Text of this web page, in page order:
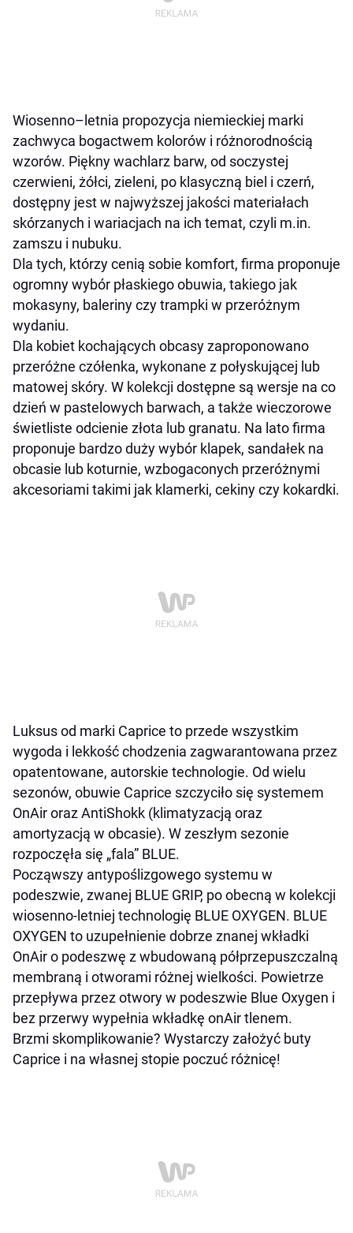
Wiosenno–letnia propozycja niemieckiej marki
zachwyca bogactwem kolorów i różnorodnością
wzorów. Piękny wachlarz barw, od soczystej
czerwieni, żółci, zieleni, po klasyczną biel i czerń,
dostępny jest w najwyższej jakości materiałach
skórzanych i wariacjach na ich temat, czyli m.in.
zamszu i nubuku.
Dla tych, którzy cenią sobie komfort, firma proponuje
ogromny wybór płaskiego obuwia, takiego jak
mokasyny, baleriny czy trampki w przeróżnym
wydaniu.
Dla kobiet kochających obcasy zaproponowano
przeróżne czółenka, wykonane z połyskującej lub
matowej skóry. W kolekcji dostępne są wersje na co
dzień w pastelowych barwach, a także wieczorowe
świetliste odcienie złota lub granatu. Na lato firma
proponuje bardzo duży wybór klapek, sandałek na
obcasie lub koturnie, wzbogaconych przeróżnymi
akcesoriami takimi jak klamerki, cekiny czy kokardki.
Luksus od marki Caprice to przede wszystkim
wygoda i lekkość chodzenia zagwarantowana przez
opatentowane, autorskie technologie. Od wielu
sezonów, obuwie Caprice szczyciło się systemem
OnAir oraz AntiShokk (klimatyzacją oraz
amortyzacją w obcasie). W zeszłym sezonie
rozpoczęła się „fala” BLUE.
Począwszy antypoślizgowego systemu w
podeszwie, zwanej BLUE GRIP, po obecną w kolekcji
wiosenno-letniej technologię BLUE OXYGEN. BLUE
OXYGEN to uzupełnienie dobrze znanej wkładki
OnAir o podeszwę z wbudowaną półprzepuszczalną
membraną i otworami różnej wielkości. Powietrze
przepływa przez otwory w podeszwie Blue Oxygen i
bez przerwy wypełnia wkładkę onAir tlenem.
Brzmi skomplikowanie? Wystarczy założyć buty
Caprice i na własnej stopie poczuć różnicę!